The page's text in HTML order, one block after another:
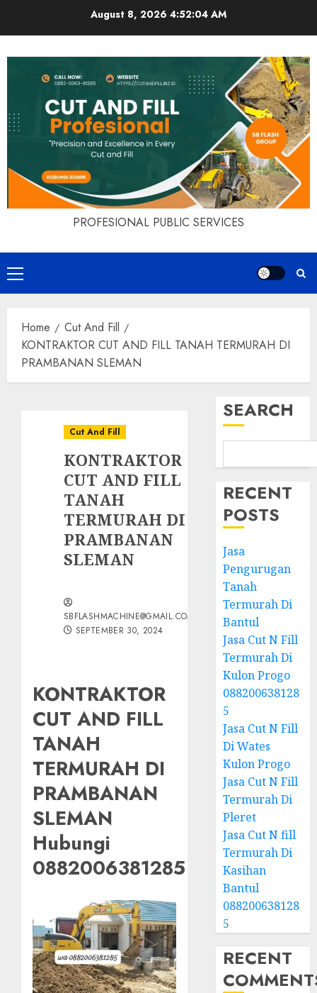
August 8, 2026 4:52:04 AM
PROFESIONAL PUBLIC SERVICES
Primary
Menu
Home
Cut And Fill
KONTRAKTOR CUT AND FILL TANAH TERMURAH DI
PRAMBANAN SLEMAN
Cut And Fill
KONTRAKTOR
CUT AND FILL
TANAH
TERMURAH DI
PRAMBANAN
SLEMAN
SBFLASHMACHINE@GMAIL.COM
SEPTEMBER 30, 2024
KONTRAKTOR
CUT AND FILL
TANAH
TERMURAH DI
PRAMBANAN
SLEMAN
Hubungi
0882006381285
SEARCH
RECENT
POSTS
Jasa
Pengurugan
Tanah
Termurah Di
Bantul
Jasa Cut N Fill
Termurah Di
Kulon Progo
088200638128
5
Jasa Cut N Fill
Di Wates
Kulon Progo
Jasa Cut N Fill
Termurah Di
Pleret
Jasa Cut N fill
Termurah Di
Kasihan
Bantul
088200638128
5
RECENT